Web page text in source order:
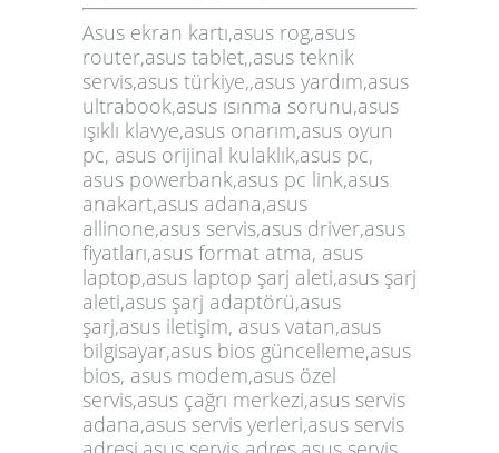
Asus ekran kartı,asus rog,asus
router,asus tablet,,asus teknik
servis,asus türkiye,,asus yardım,asus
ultrabook,asus ısınma sorunu,asus
ışıklı klavye,asus onarım,asus oyun
pc, asus orijinal kulaklık,asus pc,
asus powerbank,asus pc link,asus
anakart,asus adana,asus
allinone,asus servis,asus driver,asus
fiyatları,asus format atma, asus
laptop,asus laptop şarj aleti,asus şarj
aleti,asus şarj adaptörü,asus
şarj,asus iletişim, asus vatan,asus
bilgisayar,asus bios güncelleme,asus
bios, asus modem,asus özel
servis,asus çağrı merkezi,asus servis
adana,asus servis yerleri,asus servis